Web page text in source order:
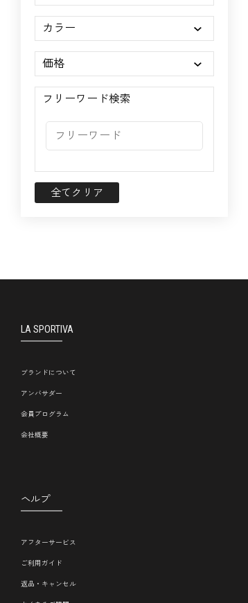
カラー
価格
フリーワード検索
全てクリア
LA SPORTIVA
ブランドについて
アンバサダー
会員プログラム
会社概要
ヘルプ
アフターサービス
ご利用ガイド
返品・キャンセル